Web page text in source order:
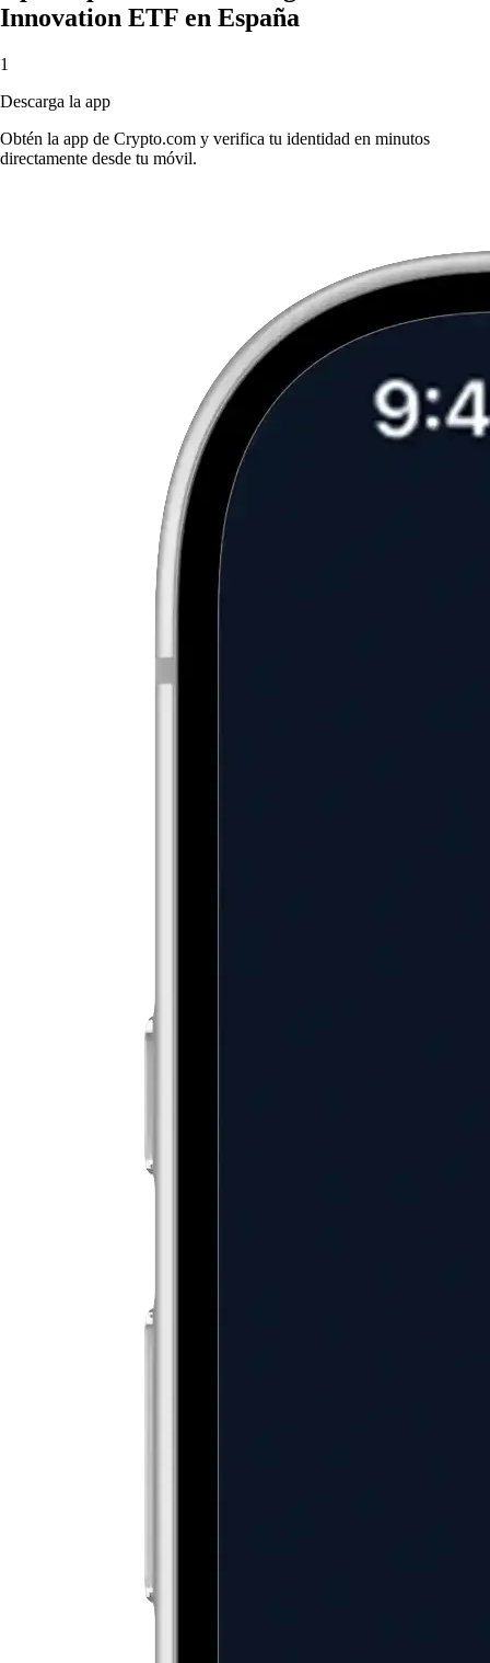
Innovation ETF en España
1
Descarga la app
Obtén la app de Crypto.com y verifica tu identidad en minutos
directamente desde tu móvil.